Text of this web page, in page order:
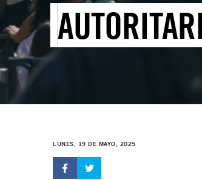
LUNES, 19 DE MAYO, 2025